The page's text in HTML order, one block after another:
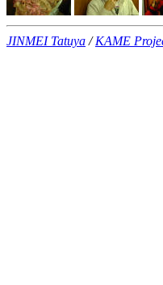
JINMEI Tatuya /KAME